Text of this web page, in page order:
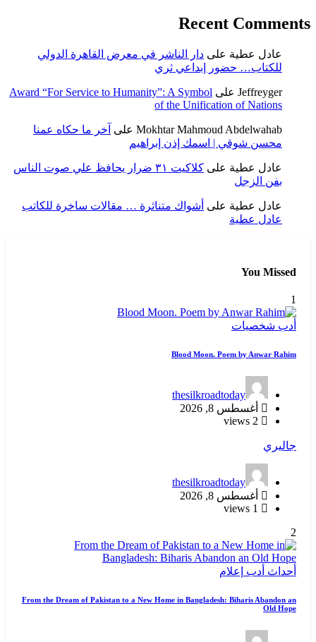
Recent Comments
عادل عطية على دار الناشر في معرض القاهرة الدولي
للكتاب… حضور إبداعي ثري
Jeffreyger على Award “For Service to Humanity”: A Symbol
of the Unification of Nations
Mokhtar Mahmoud Abdelwahab على آخر ما حكاه عمنا
محسن شوقي | اسمك إذن إبراهيم
عادل عطية على
كلاكيت ٣١ ضرار يحافظ علي صوت الناس
بفن الزجل
عادل عطية على أشواك متناثرة … مقالات ساخرة للكاتب
عادل عطية
You Missed
1
أدب شخصيات
Blood Moon. Poem by Anwar Rahim
thesilkroadtoday
أغسطس 8, 2026
جاليري
thesilkroadtoday
أغسطس 8, 2026
2
أحداث أدب إعلام
From the Dream of Pakistan to a New Home in Bangladesh: Biharis Abandon an
Old Hope